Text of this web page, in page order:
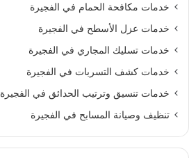
خدمات مكافحة الحمام في الفجيرة
خدمات عزل الأسطح في الفجيرة
خدمات تسليك المجاري في الفجيرة
خدمات كشف التسربات في الفجيرة
خدمات تنسيق وترتيب الحدائق في الفجيرة
تنظيف وصيانة المسابح في الفجيرة